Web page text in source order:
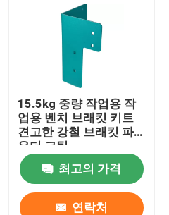
15.5kg 중량 작업용 작
업용 벤치 브래킷 키트
견고한 강철 브래킷 파
우더 코팅
최고의 가격
연락처